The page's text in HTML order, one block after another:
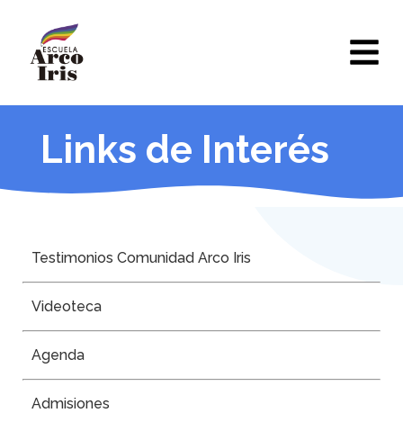
Links de Interés
Testimonios Comunidad Arco Iris
Videoteca
Agenda
Admisiones